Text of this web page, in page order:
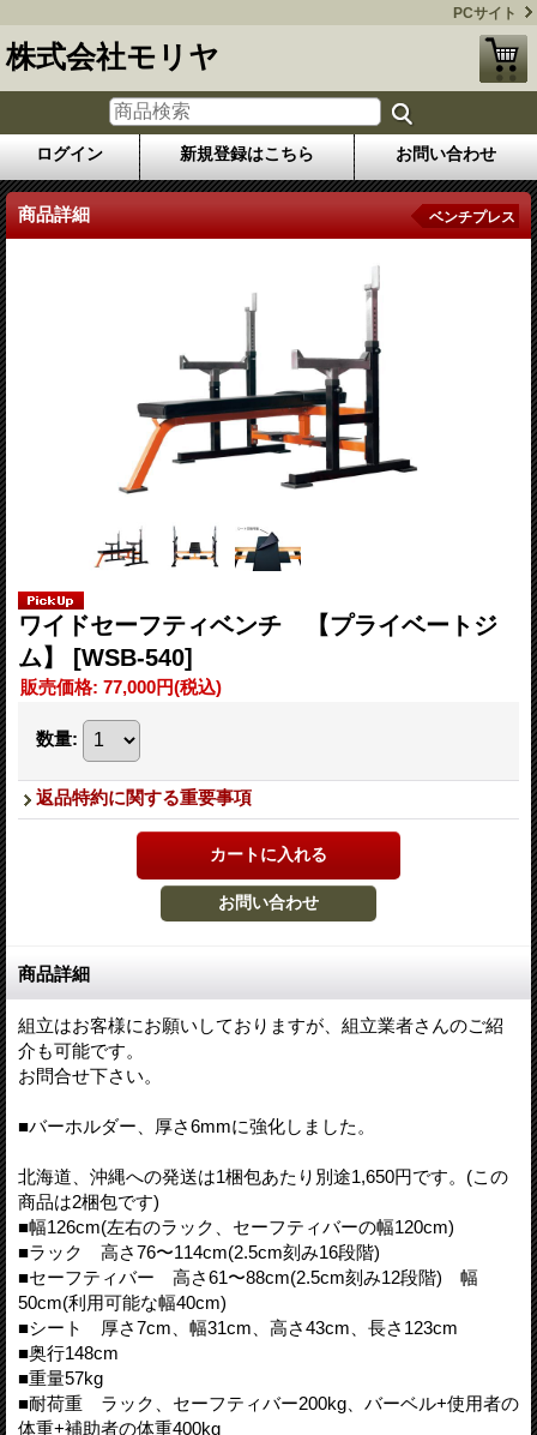
PCサイト
株式会社モリヤ
ログイン 新規登録はこちら お問い合わせ
商品詳細 ベンチプレス
ワイドセーフティベンチ 【プライベートジ
ム】 [WSB-540]
販売価格: 77,000円(税込)
数量:
返品特約に関する重要事項
商品詳細
組立はお客様にお願いしておりますが、組立業者さんのご紹
介も可能です。
お問合せ下さい。
■バーホルダー、厚さ6mmに強化しました。
北海道、沖縄への発送は1梱包あたり別途1,650円です。(この
商品は2梱包です)
■幅126cm(左右のラック、セーフティバーの幅120cm)
■ラック 高さ76〜114cm(2.5cm刻み16段階)
■セーフティバー 高さ61〜88cm(2.5cm刻み12段階) 幅
50cm(利用可能な幅40cm)
■シート 厚さ7cm、幅31cm、高さ43cm、長さ123cm
■奥行148cm
■重量57kg
■耐荷重 ラック、セーフティバー200kg、バーベル+使用者の
体重+補助者の体重400kg